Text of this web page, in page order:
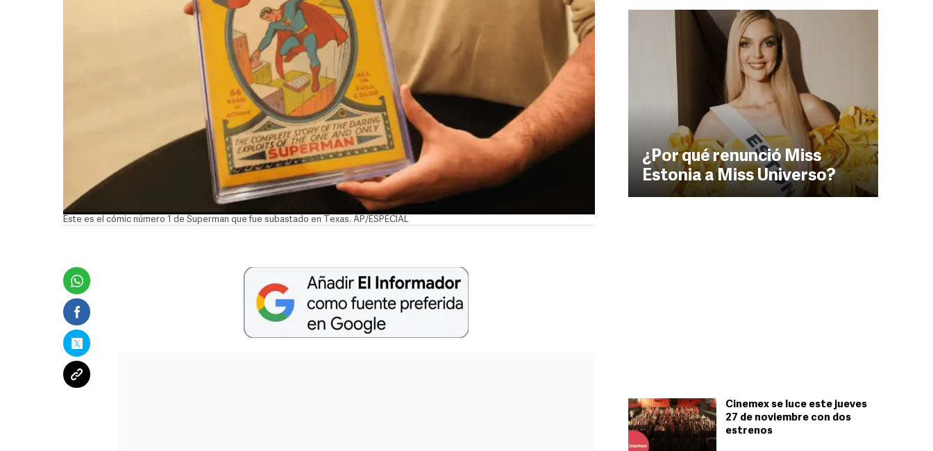
¿Por qué renunció Miss
Estonia a Miss Universo?
Cinemex se luce este jueves
27 de noviembre con dos
estrenos
Este es el cómic número 1 de Superman que fue subastado en Texas. AP/ESPECIAL